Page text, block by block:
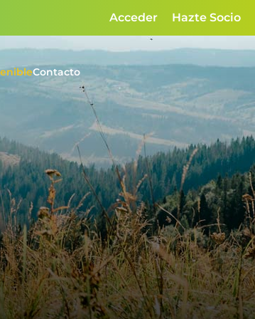
Acceder Hazte Socio
Contacto